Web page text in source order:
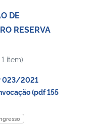
DE
RESERVA
item)
023/2021
(pdf 155